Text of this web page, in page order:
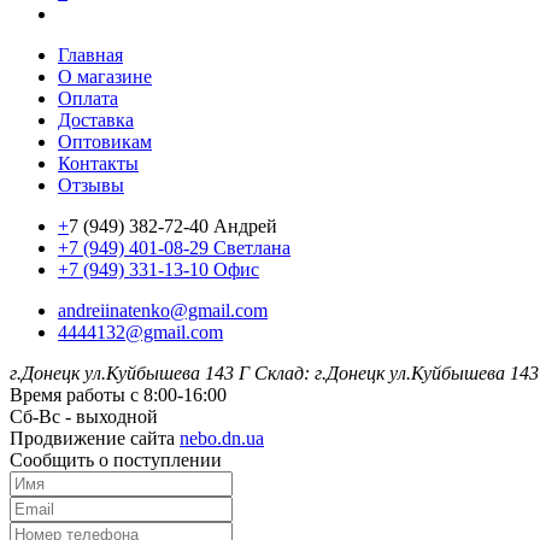
Главная
О магазине
Оплата
Доставка
Оптовикам
Контакты
Отзывы
+7 (949) 382-72-40 Андрей
+7 (949) 401-08-29 Светлана
+7 (949) 331-13-10 Офис
andreiinatenko@gmail.com
4444132@gmail.com
г.Донецк ул.Куйбышева 143 Г Склад: г.Донецк ул.Куйбышева
Время работы с 8:00-16:00
Сб-Вс - выходной
Продвижение сайта nebo.dn.ua
Сообщить о поступлении